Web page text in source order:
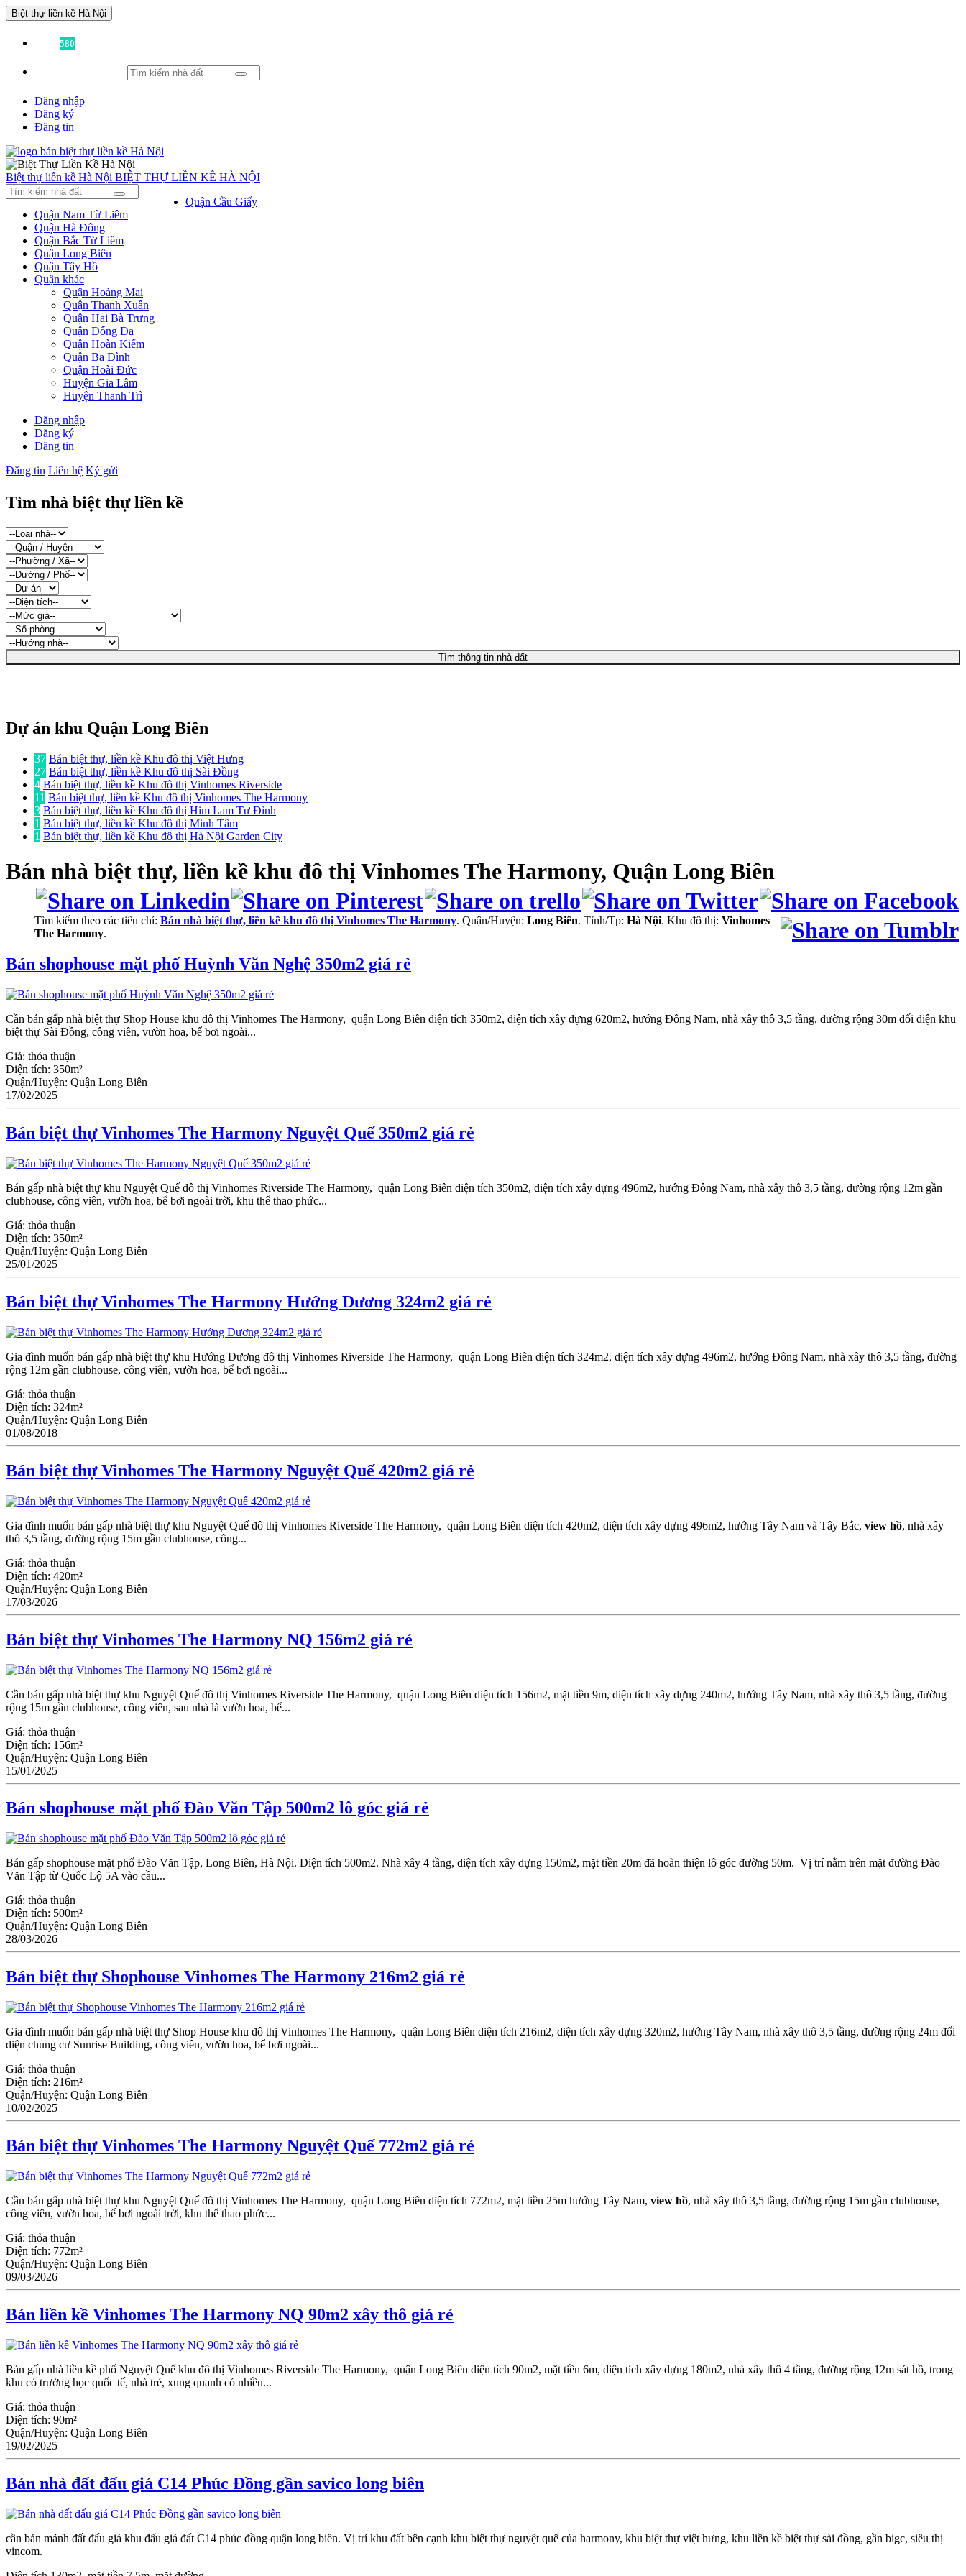
Biệt thự liền kề Hà Nội
580
Đăng nhập
Đăng ký
Đăng tin
Biệt thự liền kề Hà Nội BIỆT THỰ LIỀN KỀ HÀ NỘI
Quận Cầu Giấy
Quận Nam Từ Liêm
Quận Hà Đông
Quận Bắc Từ Liêm
Quận Long Biên
Quận Tây Hồ
Quận khác
Quận Hoàng Mai
Quận Thanh Xuân
Quận Hai Bà Trưng
Quận Đống Đa
Quận Hoàn Kiếm
Quận Ba Đình
Quận Hoài Đức
Huyện Gia Lâm
Huyện Thanh Trì
Đăng nhập
Đăng ký
Đăng tin
Đăng tin Liên hệ Ký gửi
Tìm nhà biệt thự liền kề
Tìm thông tin nhà đất
Dự án khu Quận Long Biên
37 Bán biệt thự, liền kề Khu đô thị Việt Hưng
27 Bán biệt thự, liền kề Khu đô thị Sài Đồng
4 Bán biệt thự, liền kề Khu đô thị Vinhomes Riverside
11 Bán biệt thự, liền kề Khu đô thị Vinhomes The Harmony
3 Bán biệt thự, liền kề Khu đô thị Him Lam Tư Đình
1 Bán biệt thự, liền kề Khu đô thị Minh Tâm
1 Bán biệt thự, liền kề Khu đô thị Hà Nội Garden City
Bán nhà biệt thự, liền kề khu đô thị Vinhomes The Harmony, Quận Long Biên
Tìm kiếm theo các tiêu chí: Bán nhà biệt thự, liền kề khu đô thị Vinhomes The Harmony. Quận/Huyện: Long Biên. Tỉnh/Tp: Hà Nội. Khu đô thị: Vinhomes
The Harmony.
Bán shophouse mặt phố Huỳnh Văn Nghệ 350m2 giá rẻ
Cần bán gấp nhà biệt thự Shop House khu đô thị Vinhomes The Harmony, quận Long Biên diện tích 350m2, diện tích xây dựng 620m2, hướng Đông Nam, nhà xây thô 3,5 tầng, đường rộng 30m đối diện khu
biệt thự Sài Đồng, công viên, vườn hoa, bể bơi ngoài...
Giá: thỏa thuận
Diện tích: 350m²
Quận/Huyện: Quận Long Biên
17/02/2025
Bán biệt thự Vinhomes The Harmony Nguyệt Quế 350m2 giá rẻ
Bán gấp nhà biệt thự khu Nguyệt Quế đô thị Vinhomes Riverside The Harmony, quận Long Biên diện tích 350m2, diện tích xây dựng 496m2, hướng Đông Nam, nhà xây thô 3,5 tầng, đường rộng 12m gần
clubhouse, công viên, vườn hoa, bể bơi ngoài trời, khu thể thao phức...
Giá: thỏa thuận
Diện tích: 350m²
Quận/Huyện: Quận Long Biên
25/01/2025
Bán biệt thự Vinhomes The Harmony Hướng Dương 324m2 giá rẻ
Gia đình muốn bán gấp nhà biệt thự khu Hướng Dương đô thị Vinhomes Riverside The Harmony, quận Long Biên diện tích 324m2, diện tích xây dựng 496m2, hướng Đông Nam, nhà xây thô 3,5 tầng, đường
rộng 12m gần clubhouse, công viên, vườn hoa, bể bơi ngoài...
Giá: thỏa thuận
Diện tích: 324m²
Quận/Huyện: Quận Long Biên
01/08/2018
Bán biệt thự Vinhomes The Harmony Nguyệt Quế 420m2 giá rẻ
Gia đình muốn bán gấp nhà biệt thự khu Nguyệt Quế đô thị Vinhomes Riverside The Harmony, quận Long Biên diện tích 420m2, diện tích xây dựng 496m2, hướng Tây Nam và Tây Bắc, view hồ, nhà xây
thô 3,5 tầng, đường rộng 15m gần clubhouse, công...
Giá: thỏa thuận
Diện tích: 420m²
Quận/Huyện: Quận Long Biên
17/03/2026
Bán biệt thự Vinhomes The Harmony NQ 156m2 giá rẻ
Cần bán gấp nhà biệt thự khu Nguyệt Quế đô thị Vinhomes Riverside The Harmony, quận Long Biên diện tích 156m2, mặt tiền 9m, diện tích xây dựng 240m2, hướng Tây Nam, nhà xây thô 3,5 tầng, đường
rộng 15m gần clubhouse, công viên, sau nhà là vườn hoa, bể...
Giá: thỏa thuận
Diện tích: 156m²
Quận/Huyện: Quận Long Biên
15/01/2025
Bán shophouse mặt phố Đào Văn Tập 500m2 lô góc giá rẻ
Bán gấp shophouse mặt phố Đào Văn Tập, Long Biên, Hà Nội. Diện tích 500m2. Nhà xây 4 tầng, diện tích xây dựng 150m2, mặt tiền 20m đã hoàn thiện lô góc đường 50m. Vị trí nằm trên mặt đường Đào
Văn Tập từ Quốc Lộ 5A vào cầu...
Giá: thỏa thuận
Diện tích: 500m²
Quận/Huyện: Quận Long Biên
28/03/2026
Bán biệt thự Shophouse Vinhomes The Harmony 216m2 giá rẻ
Gia đình muốn bán gấp nhà biệt thự Shop House khu đô thị Vinhomes The Harmony, quận Long Biên diện tích 216m2, diện tích xây dựng 320m2, hướng Tây Nam, nhà xây thô 3,5 tầng, đường rộng 24m đối
diện chung cư Sunrise Building, công viên, vườn hoa, bể bơi ngoài...
Giá: thỏa thuận
Diện tích: 216m²
Quận/Huyện: Quận Long Biên
10/02/2025
Bán biệt thự Vinhomes The Harmony Nguyệt Quế 772m2 giá rẻ
Cần bán gấp nhà biệt thự khu Nguyệt Quế đô thị Vinhomes The Harmony, quận Long Biên diện tích 772m2, mặt tiền 25m hướng Tây Nam, view hồ, nhà xây thô 3,5 tầng, đường rộng 15m gần clubhouse,
công viên, vườn hoa, bể bơi ngoài trời, khu thể thao phức...
Giá: thỏa thuận
Diện tích: 772m²
Quận/Huyện: Quận Long Biên
09/03/2026
Bán liền kề Vinhomes The Harmony NQ 90m2 xây thô giá rẻ
Bán gấp nhà liền kề phố Nguyệt Quế khu đô thị Vinhomes Riverside The Harmony, quận Long Biên diện tích 90m2, mặt tiền 6m, diện tích xây dựng 180m2, nhà xây thô 4 tầng, đường rộng 12m sát hồ, trong
khu có trường học quốc tế, nhà trẻ, xung quanh có nhiều...
Giá: thỏa thuận
Diện tích: 90m²
Quận/Huyện: Quận Long Biên
19/02/2025
Bán nhà đất đấu giá C14 Phúc Đồng gần savico long biên
cần bán mảnh đất đấu giá khu đấu giá đất C14 phúc đồng quận long biên. Vị trí khu đất bên cạnh khu biệt thự nguyệt quế của harmony, khu biệt thự việt hưng, khu liền kề biệt thự sài đồng, gần bigc, siêu thị
vincom.